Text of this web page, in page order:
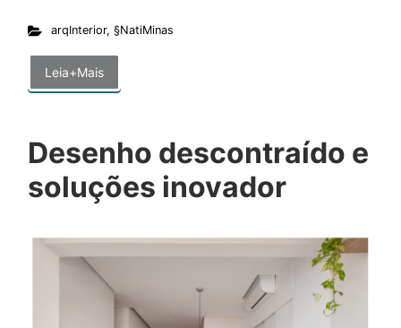
arqInterior, §NatiMinas
Leia+Mais
Desenho descontraído e
soluções inovador